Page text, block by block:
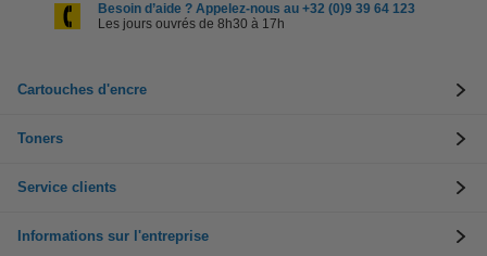
Besoin d’aide ? Appelez-nous au +32 (0)9 39 64 123
Les jours ouvrés de 8h30 à 17h
Cartouches d'encre
Toners
Service clients
Informations sur l'entreprise